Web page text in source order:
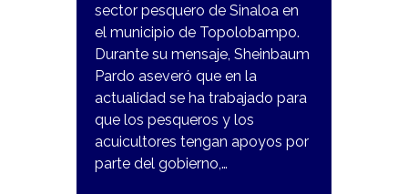
sector pesquero de Sinaloa en
el municipio de Topolobampo.
Durante su mensaje, Sheinbaum
Pardo aseveró que en la
actualidad se ha trabajado para
que los pesqueros y los
acuicultores tengan apoyos por
parte del gobierno,…